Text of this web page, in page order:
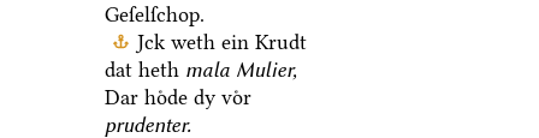
Geſelſchop.
Jck weth ein Krudt
dat heth mala Mulier,
Dar hoͤde dy voͤr
prudenter.